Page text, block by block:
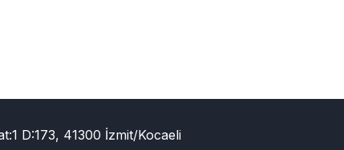
D:173, 41300 İzmit/Kocaeli